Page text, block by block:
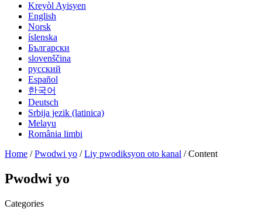
Kreyòl Ayisyen
English
Norsk
íslenska
Български
slovenščina
русский
Español
한국어
Deutsch
Srbija jezik (latinica)
Melayu
România limbi
Home /Pwodwi yo /Liy pwodiksyon oto kanal / Content
Pwodwi yo
Categories